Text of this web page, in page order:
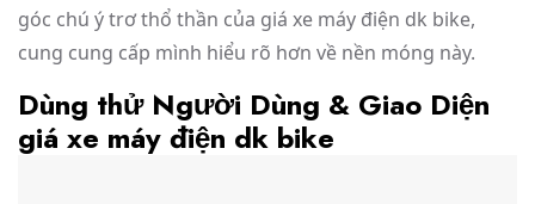
góc chú ý trơ thổ thần của giá xe máy điện dk bike,
cung cung cấp mình hiểu rõ hơn về nền móng này.
Dùng thử Người Dùng & Giao Diện
giá xe máy điện dk bike